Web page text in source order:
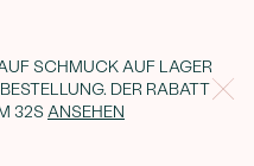
SCHMUCK AUF LAGER
DER RABATT
31S ANSEHEN